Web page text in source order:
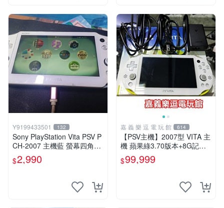
Y9199433501 132
Sony PlayStation Vita PSV P
CH-2007 主機藍 螢幕四角略
暗 可安裝遊戲 系統3.74書
$2,990
嘉 義 樂 逗 電 玩 館 614
【PSV主機】2007型 VITA 主
機 蘋果綠3.70版本+8G記憶
卡+螢幕保護貼【9成新】✪中
古二手✪嘉義樂逗電玩館
$99,999